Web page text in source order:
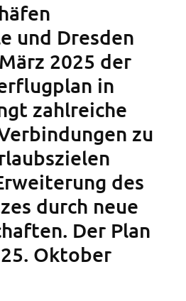
und Dresden
2025 der
in
zahlreiche
zu
des
durch neue
Der Plan
Oktober